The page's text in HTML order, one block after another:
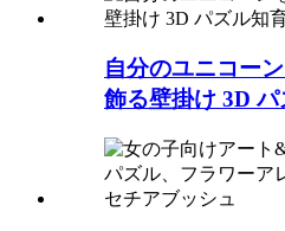
自分のユニコー
飾る壁掛け 3D